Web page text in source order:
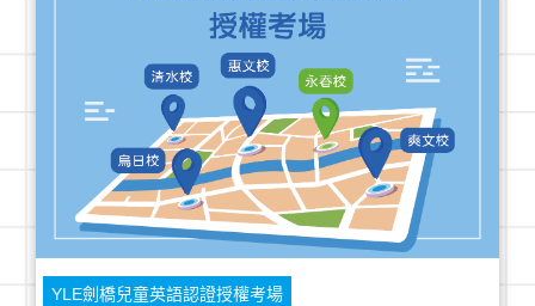
YLE劍橋兒童英語認證授權考場